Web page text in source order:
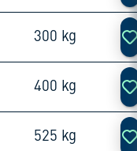
300 kg
400 kg
525 kg